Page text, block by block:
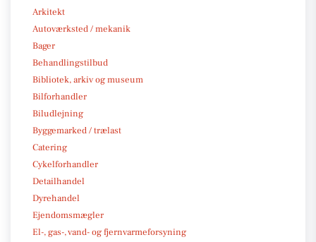
Arkitekt
Autoværksted / mekanik
Bager
Behandlingstilbud
Bibliotek, arkiv og museum
Bilforhandler
Biludlejning
Byggemarked / trælast
Catering
Cykelforhandler
Detailhandel
Dyrehandel
Ejendomsmægler
El-, gas-, vand- og fjernvarmeforsyning